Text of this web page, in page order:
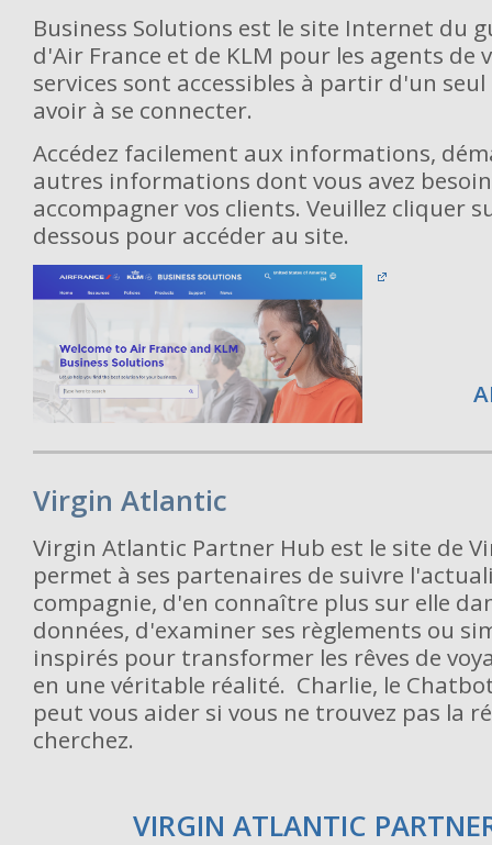
Business Solutions est le site Internet du
d'Air France et de KLM pour les agents de
services sont accessibles à partir d'un
avoir à se connecter.
Accédez facilement aux informations,
autres informations dont vous avez
accompagner vos clients. Veuillez cliquer
dessous pour accéder au site.
Virgin Atlantic
Virgin Atlantic Partner Hub est le site de
permet à ses partenaires de suivre
compagnie, d'en connaître plus sur elle
données, d'examiner ses règlements ou
inspirés pour transformer les rêves de
en une véritable réalité. Charlie, le
peut vous aider si vous ne trouvez pas la
cherchez.
VIRGIN ATLANTIC